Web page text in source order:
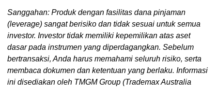
Sanggahan: Produk dengan fasilitas dana pinjaman
(leverage) sangat berisiko dan tidak sesuai untuk semua
investor. Investor tidak memiliki kepemilikan atas aset
dasar pada instrumen yang diperdagangkan. Sebelum
bertransaksi, Anda harus memahami seluruh risiko, serta
membaca dokumen dan ketentuan yang berlaku. Informasi
ini disediakan oleh TMGM Group (Trademax Australia